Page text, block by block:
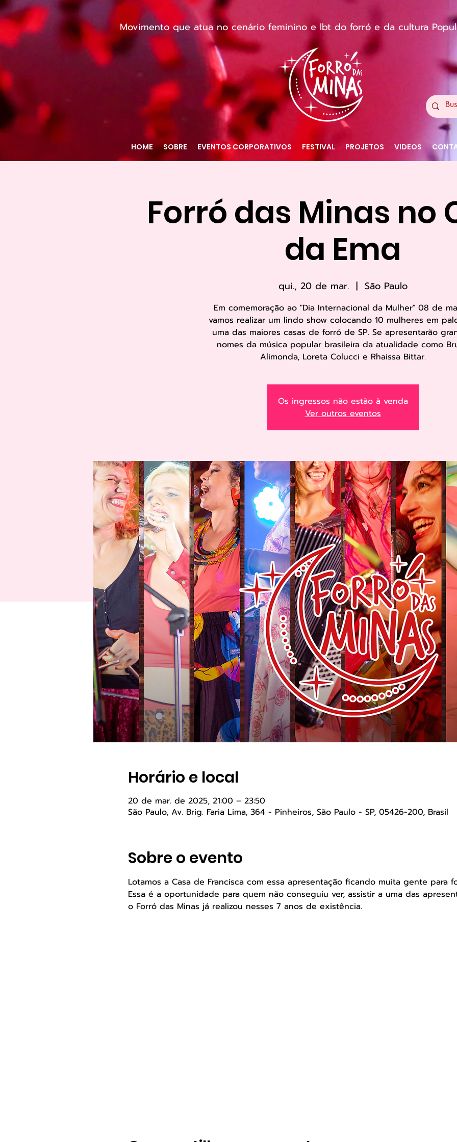
Movimento que atua no cenário feminino e lbt do forró e da cultura
HOME SOBRE EVENTOS CORPORATIVOS FESTIVAL PROJETOS VIDEOS
Forró das Minas no
da Ema
qui., 20 de mar.
  |
São Paulo
Em comemoração ao "Dia Internacional da Mulher" 08 de
vamos realizar um lindo show colocando 10 mulheres em
uma das maiores casas de forró de SP. Se apresentarão
nomes da música popular brasileira da atualidade como
Alimonda, Loreta Colucci e Rhaissa Bittar.
Os ingressos não estão à venda
Ver outros eventos
Horário e local
20 de mar. de 2025, 21:00 – 23:50
São Paulo, Av. Brig. Faria Lima, 364 - Pinheiros, São Paulo - SP, 05426-200, Brasil
Sobre o evento
Lotamos a Casa de Francisca com essa apresentação ficando muita gente para
Essa é a oportunidade para quem não conseguiu ver, assistir a uma das
o Forró das Minas já realizou nesses 7 anos de existência.